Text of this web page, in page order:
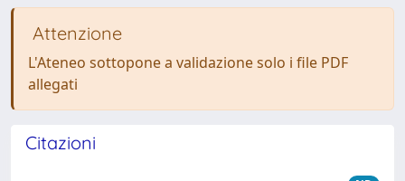
Attenzione
L'Ateneo sottopone a validazione solo i file PDF
allegati
Citazioni